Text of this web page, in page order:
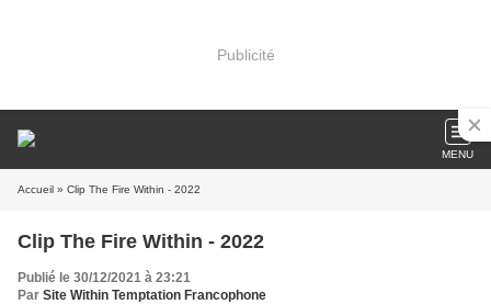
Publicité
MENU
Accueil » Clip The Fire Within - 2022
Clip The Fire Within - 2022
Publié le 30/12/2021 à 23:21
Par Site Within Temptation Francophone